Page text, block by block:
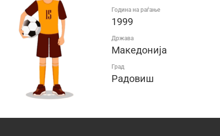
Година на раѓање
1999
Држава
Македонија
Град
Радовиш